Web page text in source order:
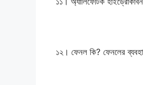
১২। ফেনল কি? ফেনলের